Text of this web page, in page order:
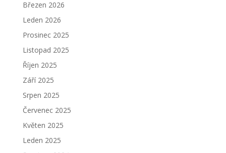
Březen 2026
Leden 2026
Prosinec 2025
Listopad 2025
Říjen 2025
Září 2025
Srpen 2025
Červenec 2025
Květen 2025
Leden 2025